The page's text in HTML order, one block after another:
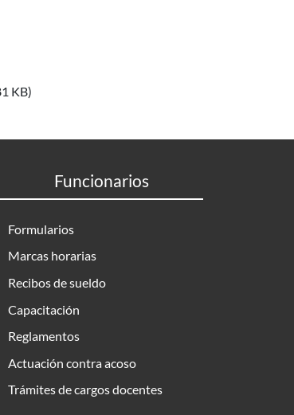
KB)
Funcionarios
Formularios
Marcas horarias
Recibos de sueldo
Capacitación
Reglamentos
Actuación contra acoso
Trámites de cargos docentes